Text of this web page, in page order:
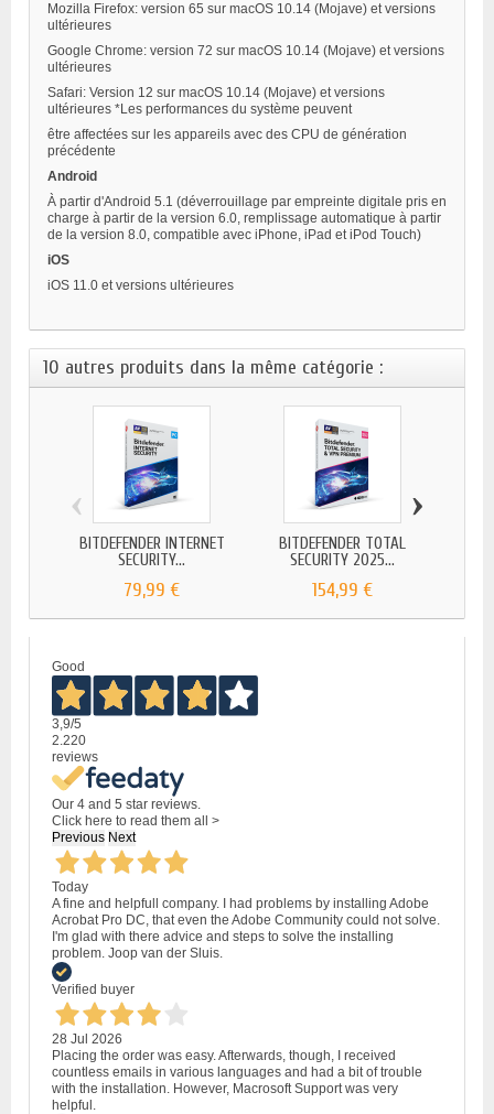
Mozilla Firefox: version 65 sur macOS 10.14 (Mojave) et versions
ultérieures
Google Chrome: version 72 sur macOS 10.14 (Mojave) et versions
ultérieures
Safari: Version 12 sur macOS 10.14 (Mojave) et versions
ultérieures *Les performances du système peuvent
être affectées sur les appareils avec des CPU de génération
précédente
Android
À partir d'Android 5.1 (déverrouillage par empreinte digitale pris en
charge à partir de la version 6.0, remplissage automatique à partir
de la version 8.0, compatible avec iPhone, iPad et iPod Touch)
iOS
iOS 11.0 et versions ultérieures
10 autres produits dans la même catégorie :
BITDEFENDER INTERNET
SECURITY...
79,99 €
BITDEFENDER TOTAL
SECURITY 2025...
154,99 €
‹ ›
Good
3,9/5
2.220
reviews
Our 4 and 5 star reviews.
Click here to read them all >
Previous Next
Today
A fine and helpfull company. I had problems by installing Adobe
Acrobat Pro DC, that even the Adobe Community could not solve.
I'm glad with there advice and steps to solve the installing
problem. Joop van der Sluis.
Verified buyer
28 Jul 2026
Placing the order was easy. Afterwards, though, I received
countless emails in various languages and had a bit of trouble
with the installation. However, Macrosoft Support was very
helpful.